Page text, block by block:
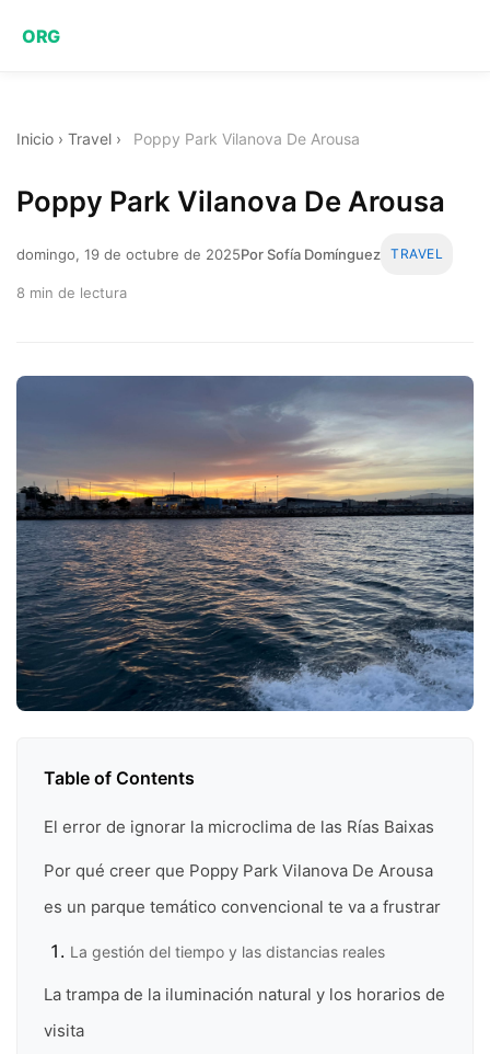
ORG
Inicio › Travel › Poppy Park Vilanova De Arousa
Poppy Park Vilanova De Arousa
domingo, 19 de octubre de 2025Por Sofía Domínguez TRAVEL
8 min de lectura
Table of Contents
El error de ignorar la microclima de las Rías Baixas
Por qué creer que Poppy Park Vilanova De Arousa
es un parque temático convencional te va a frustrar
La gestión del tiempo y las distancias reales
La trampa de la iluminación natural y los horarios de
visita